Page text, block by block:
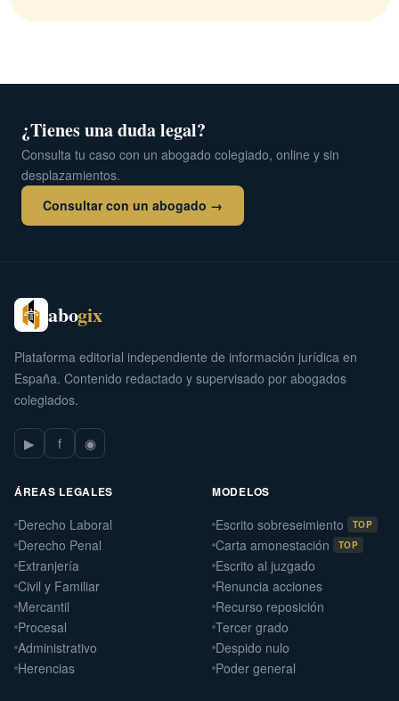
¿Tienes una duda legal?
Consulta tu caso con un abogado colegiado, online y sin
desplazamientos.
Consultar con un abogado →
abogix
Plataforma editorial independiente de información jurídica en
España. Contenido redactado y supervisado por abogados
colegiados.
▶ f ◉
ÁREAS LEGALES
Derecho Laboral
Derecho Penal
Extranjería
Civil y Familiar
Mercantil
Procesal
Administrativo
Herencias
MODELOS
Escrito sobreseimiento TOP
Carta amonestación TOP
Escrito al juzgado
Renuncia acciones
Recurso reposición
Tercer grado
Despido nulo
Poder general